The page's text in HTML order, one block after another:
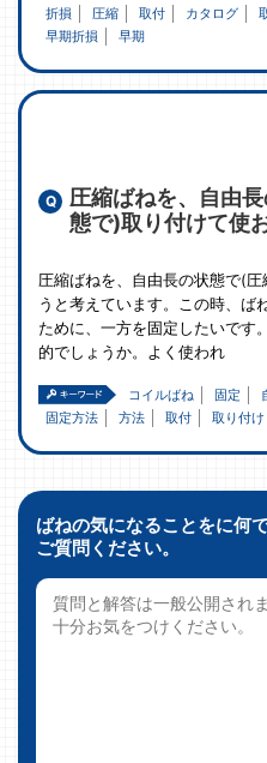
折損
圧縮 取付 カタログ
早期折損
早期
圧縮ばねを、自由
態で)取り付けて使
圧縮ばねを、自由長の状態で(
うと考えています。この時、ば
ために、一方を固定したいです
的でしょうか。よく使われ
コイルばね 固定
固定方法
方法 取付 取り付け
ばねの気になることをに何
ご質問ください。